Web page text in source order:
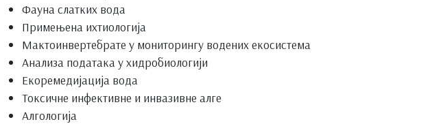
Фауна слатких вода
Примењена ихтиологија
Мактоинвертебрате у мониторингу водених екосистема
Анализа података у хидробиологији
Екоремедијација вода
Токсичне инфективне и инвазивне алге
Алгологија